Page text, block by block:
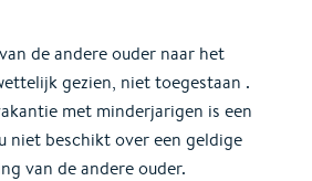
de andere ouder naar het
gezien, niet toegestaan .
met minderjarigen is een
niet beschikt over een geldige
van de andere ouder.